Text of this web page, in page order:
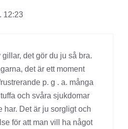
12:23
det gör du ju så bra.
det är ett moment
p. g . a. många
och svåra sjukdomar
har. Det är ju sorgligt och
för att man vill ha något